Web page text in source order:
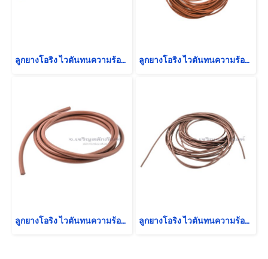
ลูกยางโอริง ไวตันทนความร้อน แบบเป็นเส้น ราคาต่อ 1 เมตร ขนาดความโตเส้น 7 mm ลูกยางโอริง ไวตันทนความร้อน แบบเป็นเส้น ราคาต่อ 1 เมตร ขนาดความโตเส้น 2.65 mm
ลูกยางโอริง ไวตันทนความร้อน แบบเป็นเส้น ราคาต่อ 1 เมตร ขนาดความโตเส้น 7.5 mm ลูกยางโอริง ไวตันทนความร้อน แบบเป็นเส้น ราคาต่อ 1 เมตร ขนาดความโตเส้น 1.5 mm